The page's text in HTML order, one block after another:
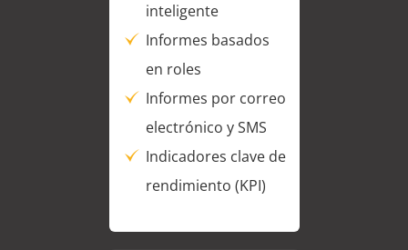
inteligente
Informes basados
en roles
Informes por correo
electrónico y SMS
Indicadores clave de
rendimiento (KPI)